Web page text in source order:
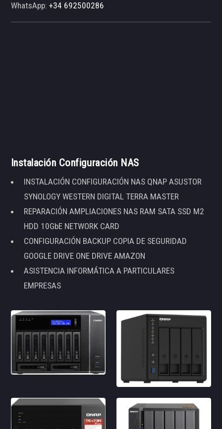
WhatsApp:+34 692500286
Instalación Configuración NAS
INSTALACIÓN CONFIGURACIÓN NAS QNAP ASUSTOR
SYNOLOGY WESTERN DIGITAL TERRA MASTER
REPARACIÓN AMPLIACIONES NAS RAM SATA SSD M2
HDD 10GbE NETWORK CARD
CONFIGURACIÓN BACKUP COPIA DE SEGURIDAD
GOOGLE DRIVE ONE DRIVE AMAZON
ASISTENCIA INFORMÁTICA A PARTICULARES
EMPRESAS